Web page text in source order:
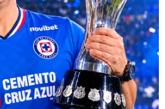
Vamos Azul, al igual que Futbol Sites, es una
compañía perteneciente a Better Collective. Todos
los derechos reservados.